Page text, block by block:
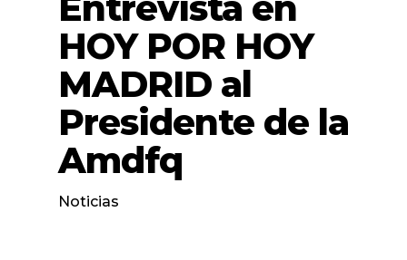
HOY POR HOY
MADRID al
Presidente de la
Amdfq
Noticias